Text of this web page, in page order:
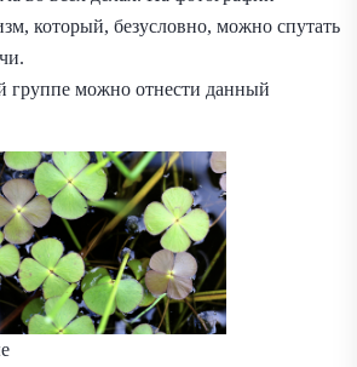
который, безусловно, можно спутать
группе можно отнести данный